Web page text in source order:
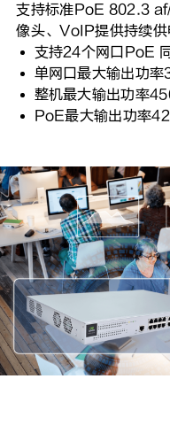
支持标准PoE 802.3
像头、VoIP提供持续供
支持24个网口PoE
单网口最大输出功
整机最大输出功率
PoE最大输出功率